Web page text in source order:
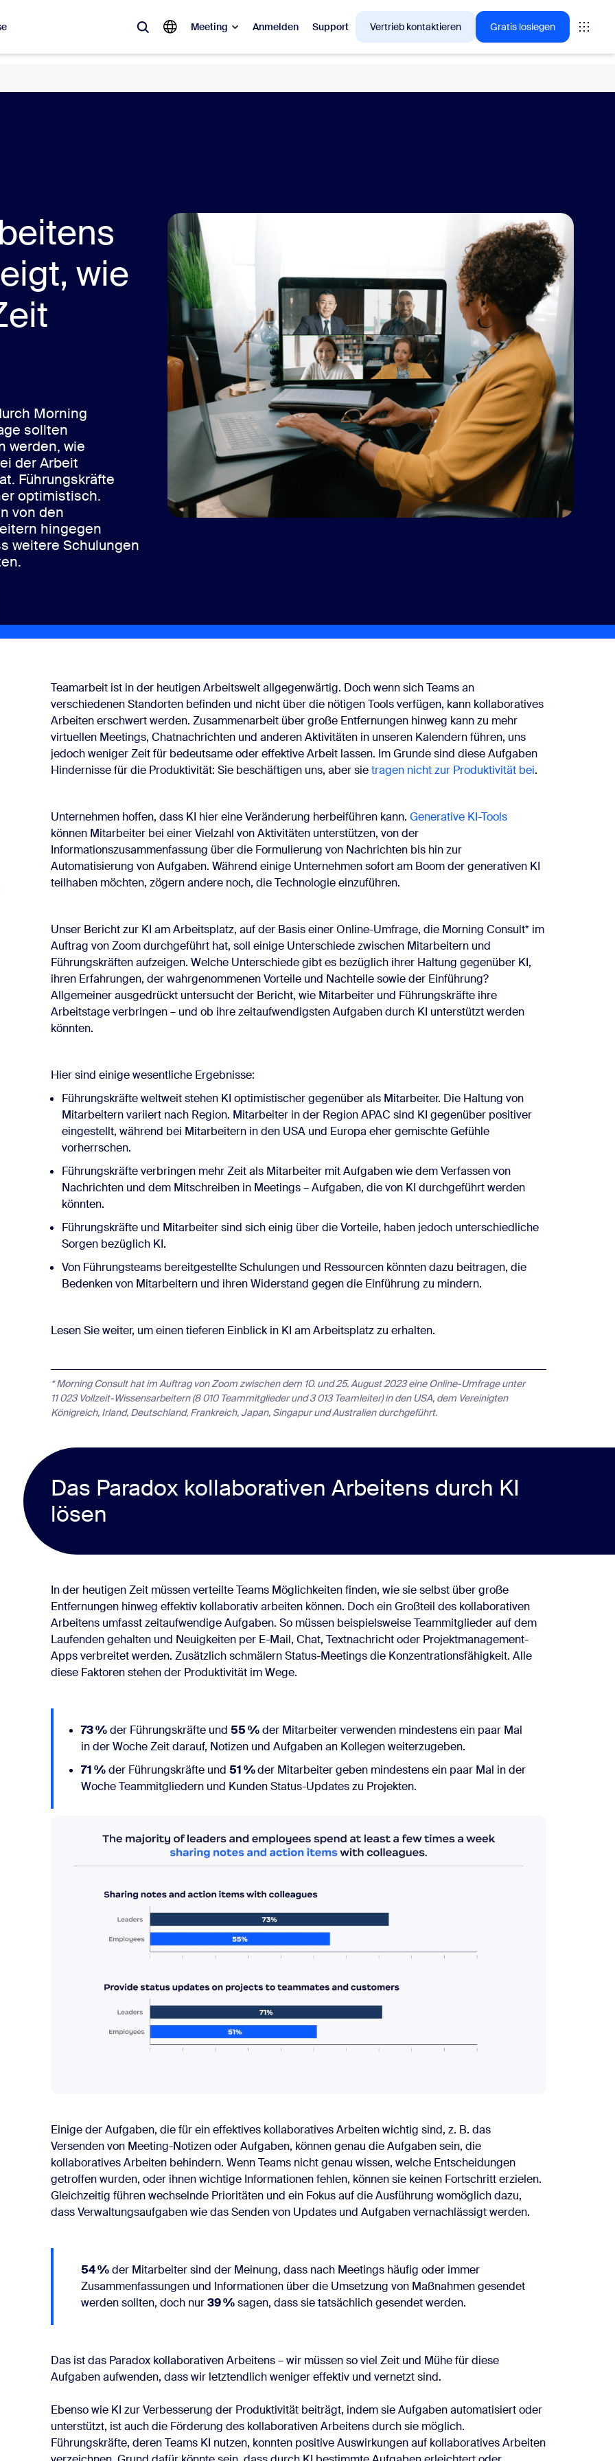
Meeting Anmelden Support Vertrieb kontaktieren Gratis loslegen
CX-Insights
wie
Morning
sollten
werden, wie
der Arbeit
Führungskräfte
optimistisch.
von den
hingegen
weitere Schulungen
KI lösen
von KI
gegenüber als Führungskräfte
Unternehmen stehen womöglich den eigenen Teams im Weg
Erfolg mit KI
Teamarbeit ist in der heutigen Arbeitswelt allgegenwärtig. Doch wenn sich Teams an
verschiedenen Standorten befinden und nicht über die nötigen Tools verfügen, kann kollaboratives
Arbeiten erschwert werden. Zusammenarbeit über große Entfernungen hinweg kann zu mehr
virtuellen Meetings, Chatnachrichten und anderen Aktivitäten in unseren Kalendern führen, uns
jedoch weniger Zeit für bedeutsame oder effektive Arbeit lassen. Im Grunde sind diese Aufgaben
Hindernisse für die Produktivität: Sie beschäftigen uns, aber sietragen nicht zur Produktivität bei.
Unternehmen hoffen, dass KI hier eine Veränderung herbeiführen kann.Generative KI-Tools
können Mitarbeiter bei einer Vielzahl von Aktivitäten unterstützen, von der
Informationszusammenfassung über die Formulierung von Nachrichten bis hin zur
Automatisierung von Aufgaben. Während einige Unternehmen sofort am Boom der generativen KI
teilhaben möchten, zögern andere noch, die Technologie einzuführen.
Unser Bericht zur KI am Arbeitsplatz, auf der Basis einer Online-Umfrage, die Morning Consult* im
Auftrag von Zoom durchgeführt hat, soll einige Unterschiede zwischen Mitarbeitern und
Führungskräften aufzeigen. Welche Unterschiede gibt es bezüglich ihrer Haltung gegenüber KI,
ihren Erfahrungen, der wahrgenommenen Vorteile und Nachteile sowie der Einführung?
Allgemeiner ausgedrückt untersucht der Bericht, wie Mitarbeiter und Führungskräfte ihre
Arbeitstage verbringen – und ob ihre zeitaufwendigsten Aufgaben durch KI unterstützt werden
könnten.
Hier sind einige wesentliche Ergebnisse:
Führungskräfte weltweit stehen KI optimistischer gegenüber als Mitarbeiter. Die Haltung von
Mitarbeitern variiert nach Region. Mitarbeiter in der Region APAC sind KI gegenüber positiver
eingestellt, während bei Mitarbeitern in den USA und Europa eher gemischte Gefühle
vorherrschen.
Führungskräfte verbringen mehr Zeit als Mitarbeiter mit Aufgaben wie dem Verfassen von
Nachrichten und dem Mitschreiben in Meetings – Aufgaben, die von KI durchgeführt werden
könnten.
Führungskräfte und Mitarbeiter sind sich einig über die Vorteile, haben jedoch unterschiedliche
Sorgen bezüglich KI.
Von Führungsteams bereitgestellte Schulungen und Ressourcen könnten dazu beitragen, die
Bedenken von Mitarbeitern und ihren Widerstand gegen die Einführung zu mindern.
Lesen Sie weiter, um einen tieferen Einblick in KI am Arbeitsplatz zu erhalten.
* Morning Consult hat im Auftrag von Zoom zwischen dem 10. und 25. August 2023 eine Online-Umfrage unter
11 023 Vollzeit-Wissensarbeitern (8 010 Teammitglieder und 3 013 Teamleiter) in den USA, dem Vereinigten
Königreich, Irland, Deutschland, Frankreich, Japan, Singapur und Australien durchgeführt.
Das Paradox kollaborativen Arbeitens durch KI
lösen
In der heutigen Zeit müssen verteilte Teams Möglichkeiten finden, wie sie selbst über große
Entfernungen hinweg effektiv kollaborativ arbeiten können. Doch ein Großteil des kollaborativen
Arbeitens umfasst zeitaufwendige Aufgaben. So müssen beispielsweise Teammitglieder auf dem
Laufenden gehalten und Neuigkeiten per E-Mail, Chat, Textnachricht oder Projektmanagement-
Apps verbreitet werden. Zusätzlich schmälern Status-Meetings die Konzentrationsfähigkeit. Alle
diese Faktoren stehen der Produktivität im Wege.
73 %der Führungskräfte und55 %der Mitarbeiter verwenden mindestens ein paar Mal
in der Woche Zeit darauf, Notizen und Aufgaben an Kollegen weiterzugeben.
71 %der Führungskräfte und51 %der Mitarbeiter geben mindestens ein paar Mal in der
Woche Teammitgliedern und Kunden Status-Updates zu Projekten.
Einige der Aufgaben, die für ein effektives kollaboratives Arbeiten wichtig sind, z. B. das
Versenden von Meeting-Notizen oder Aufgaben, können genau die Aufgaben sein, die
kollaboratives Arbeiten behindern. Wenn Teams nicht genau wissen, welche Entscheidungen
getroffen wurden, oder ihnen wichtige Informationen fehlen, können sie keinen Fortschritt erzielen.
Gleichzeitig führen wechselnde Prioritäten und ein Fokus auf die Ausführung womöglich dazu,
dass Verwaltungsaufgaben wie das Senden von Updates und Aufgaben vernachlässigt werden.
54 %der Mitarbeiter sind der Meinung, dass nach Meetings häufig oder immer
Zusammenfassungen und Informationen über die Umsetzung von Maßnahmen gesendet
werden sollten, doch nur39 %sagen, dass sie tatsächlich gesendet werden.
Das ist das Paradox kollaborativen Arbeitens – wir müssen so viel Zeit und Mühe für diese
Aufgaben aufwenden, dass wir letztendlich weniger effektiv und vernetzt sind.
Ebenso wie KI zur Verbesserung der Produktivität beiträgt, indem sie Aufgaben automatisiert oder
unterstützt, ist auch die Förderung des kollaborativen Arbeitens durch sie möglich.
Führungskräfte, deren Teams KI nutzen, konnten positive Auswirkungen auf kollaboratives Arbeiten